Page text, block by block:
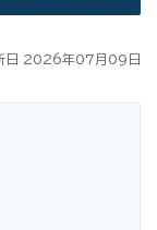
日 2026年07月09日